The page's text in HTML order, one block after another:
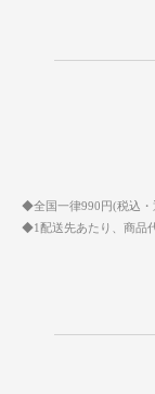
◆全国一律990円(税込・
◆1配送先あたり、商品